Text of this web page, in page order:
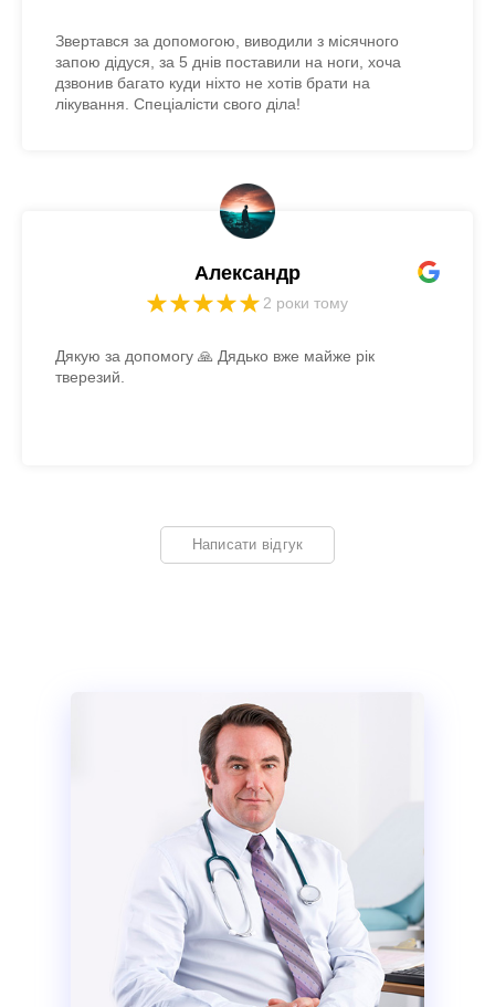
Звертався за допомогою, виводили з місячного
запою дідуся, за 5 днів поставили на ноги, хоча
дзвонив багато куди ніхто не хотів брати на
лікування. Спеціалісти свого діла!
Александр
2 роки тому
Дякую за допомогу 🙏 Дядько вже майже рік
тверезий.
Написати відгук